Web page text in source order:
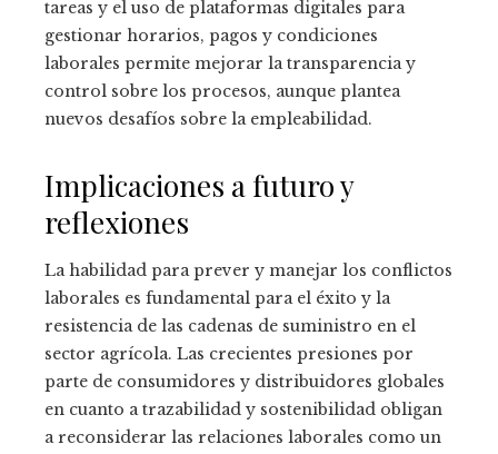
tareas y el uso de plataformas digitales para
gestionar horarios, pagos y condiciones
laborales permite mejorar la transparencia y
control sobre los procesos, aunque plantea
nuevos desafíos sobre la empleabilidad.
Implicaciones a futuro y
reflexiones
La habilidad para prever y manejar los conflictos
laborales es fundamental para el éxito y la
resistencia de las cadenas de suministro en el
sector agrícola. Las crecientes presiones por
parte de consumidores y distribuidores globales
en cuanto a trazabilidad y sostenibilidad obligan
a reconsiderar las relaciones laborales como un